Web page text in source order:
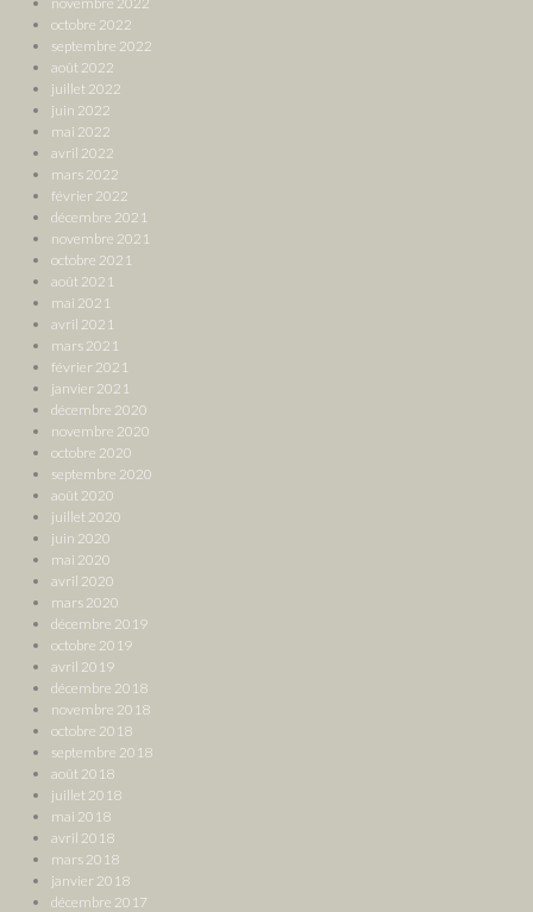
octobre 2022
septembre 2022
août 2022
juillet 2022
juin 2022
mai 2022
avril 2022
mars 2022
février 2022
décembre 2021
novembre 2021
octobre 2021
août 2021
mai 2021
avril 2021
mars 2021
février 2021
janvier 2021
décembre 2020
novembre 2020
octobre 2020
septembre 2020
août 2020
juillet 2020
juin 2020
mai 2020
avril 2020
mars 2020
décembre 2019
octobre 2019
avril 2019
décembre 2018
novembre 2018
octobre 2018
septembre 2018
août 2018
juillet 2018
mai 2018
avril 2018
mars 2018
janvier 2018
décembre 2017